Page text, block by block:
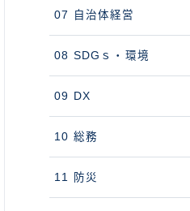
07 自治体経営
08 SDGｓ・環境
09 DX
10 総務
11 防災